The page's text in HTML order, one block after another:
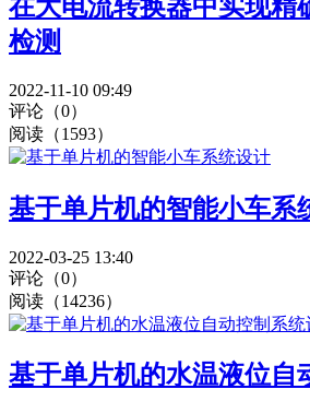
在大电流转换器中实现精
检测
2022-11-10 09:49
评论（0）
阅读（1593）
基于单片机的智能小车系
2022-03-25 13:40
评论（0）
阅读（14236）
基于单片机的水温液位自